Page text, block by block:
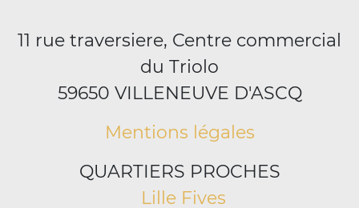
11 rue traversiere, Centre commercial
du Triolo
59650 VILLENEUVE D'ASCQ
Mentions légales
QUARTIERS PROCHES
Lille Fives